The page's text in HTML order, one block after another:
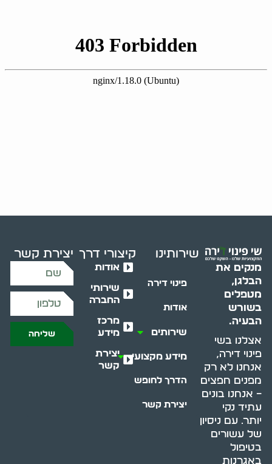
מנקים את
הבלגן,
מטפלים
בשורש
הבעיה.
אצלנו בשי
פינוי דירה,
אנחנו לא רק
מפנים חפצים
– אנחנו בונים
עתיד נקי
יותר. עם ניסיון
של עשורים
בטיפול
באגרנות
שירותינו
פינוי דירה
אודות
שירותים
מידע מקצועי
הדרך לחופש
יצירת קשר
קיצורי דרך
אודות
שירותי
החברה
מרכז
מידע
יצירת
קשר
יצירת קשר
שליחה